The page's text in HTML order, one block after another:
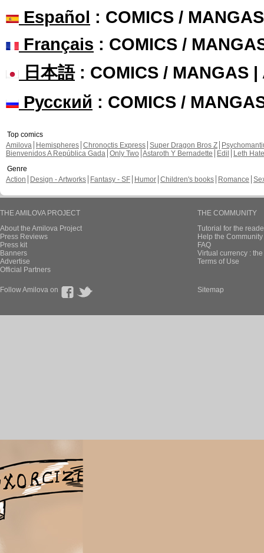
Español : COMICS /
Français : COMICS /
日本語: COMICS / MANGAS |
Русский : COMICS /
Top comics
Amilova
Hemispheres Chronoctis Express Super Dragon Bros Z
Bienvenidos A República Gada Only Two Astaroth Y Bernadette Edil
Leth Hate
Genre
Action
Design - Artworks Fantasy - SF Humor Children's books Romance
THE AMILOVA PROJECT
About the Amilova Project
Press Reviews
Press kit
Banners
Advertise
Official Partners
THE COMMUNITY
Tutorial for the
Help the
FAQ
Virtual currency :
Terms of Use
Follow Amilova on Sitemap